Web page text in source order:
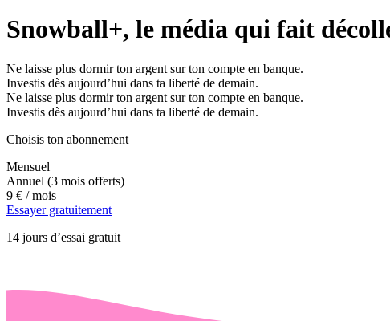
Snowball+, le média qui fait
Ne laisse plus dormir ton argent sur ton compte en banque.
Investis dès aujourd’hui dans ta liberté de demain.
Ne laisse plus dormir ton argent sur ton compte en banque.
Investis dès aujourd’hui dans ta liberté de demain.
Choisis ton abonnement
Mensuel
Annuel (3 mois offerts)
9 € / mois
Essayer gratuitement
14 jours d’essai gratuit